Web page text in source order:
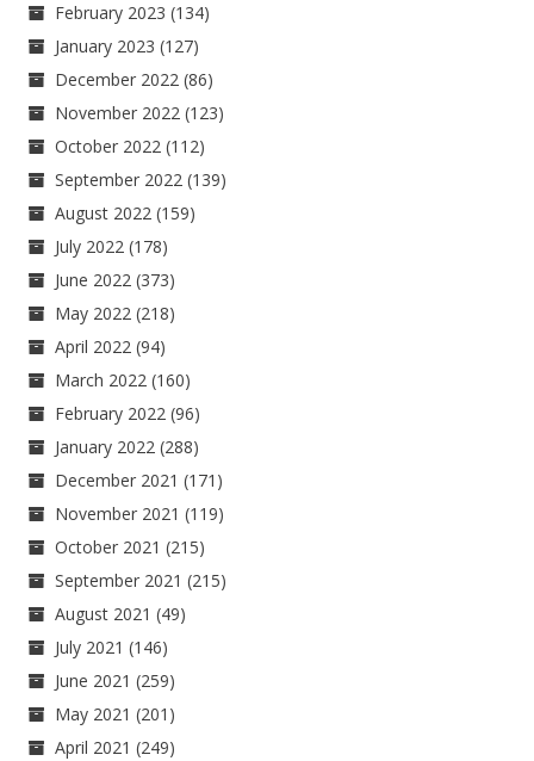
February 2023 (134)
January 2023 (127)
December 2022 (86)
November 2022 (123)
October 2022 (112)
September 2022 (139)
August 2022 (159)
July 2022 (178)
June 2022 (373)
May 2022 (218)
April 2022 (94)
March 2022 (160)
February 2022 (96)
January 2022 (288)
December 2021 (171)
November 2021 (119)
October 2021 (215)
September 2021 (215)
August 2021 (49)
July 2021 (146)
June 2021 (259)
May 2021 (201)
April 2021 (249)